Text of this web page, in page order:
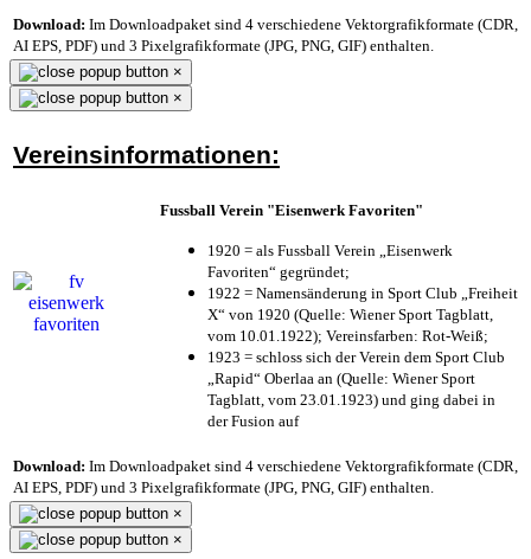
Download: Im Downloadpaket sind 4 verschiedene Vektorgrafikformate (CDR,
AI EPS, PDF) und 3 Pixelgrafikformate (JPG, PNG, GIF) enthalten.
×
×
Vereinsinformationen:
Fussball Verein "Eisenwerk Favoriten"
1920 = als Fussball Verein „Eisenwerk
Favoriten“ gegründet;
1922 = Namensänderung in Sport Club „Freiheit
X“ von 1920 (Quelle: Wiener Sport Tagblatt,
vom 10.01.1922); Vereinsfarben: Rot-Weiß;
1923 = schloss sich der Verein dem Sport Club
„Rapid“ Oberlaa an (Quelle: Wiener Sport
Tagblatt, vom 23.01.1923) und ging dabei in
der Fusion auf
Download: Im Downloadpaket sind 4 verschiedene Vektorgrafikformate (CDR,
AI EPS, PDF) und 3 Pixelgrafikformate (JPG, PNG, GIF) enthalten.
×
×